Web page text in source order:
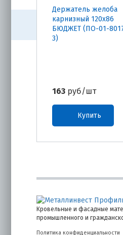
Держатель желоба
карнизный 120х86
БЮДЖЕТ (ПО-01-
3)
163 руб/шт
Купить
Кровельные и фасадные
промышленного и
Политика конфиденциальности